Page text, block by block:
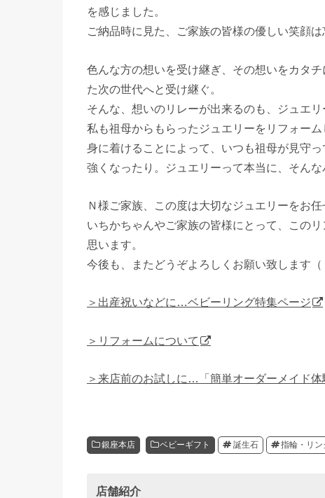
を感じました。
ご納品時に見た、ご家族の皆様の優しい笑顔は
色んな方の想いを受け継ぎ、その想いをカタ
た次の世代へと受け継ぐ。
そんな、想いのリレーが出来るのも、ジュエリ
私も祖母からもらったジュエリーをリフォーム
身に着けることによって、いつも祖母が見守
強くなったり。ジュエリーって本当に、そんな
Ｎ様ご家族、この度は大切なジュエリーをお
いちかちゃんやご家族の皆様にとって、この
思います。
今後も、またどうぞよろしくお願い致します（
＞出産祝いなどに…ベビーリング特集ページ
＞リフォームについて
＞来店前のお試しに…「簡単オーダーメイド体
銀座本店 ベビーギフト 誕生石 指輪・リン
店舗紹介